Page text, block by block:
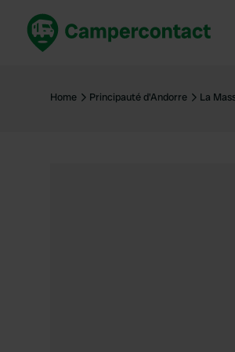
France
Home Principauté d'Andorre La